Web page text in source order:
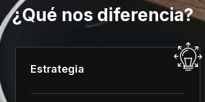
¿Qué nos diferencia?
Estrategia